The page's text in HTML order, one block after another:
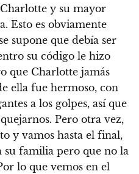
y su mayor
Esto es obviamente
supone que debía ser
su código le hizo
que Charlotte jamás
ella fue hermoso, con
a los golpes, así que
Pero otra vez,
y vamos hasta el final,
su familia pero que no la
lo que vemos en el